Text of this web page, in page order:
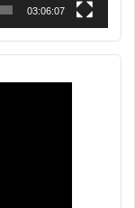
03:06:07